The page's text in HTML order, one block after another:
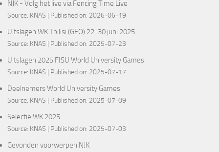
NJK - Volg het live via Fencing Time Live
Source: KNAS Published on: 2026-06-19
Uitslagen WK Tbilisi (GEO) 22-30 juni 2025
Source: KNAS Published on: 2025-07-23
Uitslagen 2025 FISU World University Games
Source: KNAS Published on: 2025-07-17
Deelnemers World University Games
Source: KNAS Published on: 2025-07-09
Selectie WK 2025
Source: KNAS Published on: 2025-07-03
Gevonden voorwerpen NJK